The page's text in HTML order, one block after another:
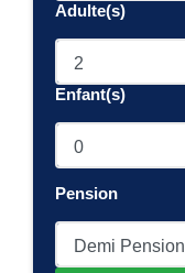
Adulte(s)
2
Enfant(s)
0
Pension
Demi Pension